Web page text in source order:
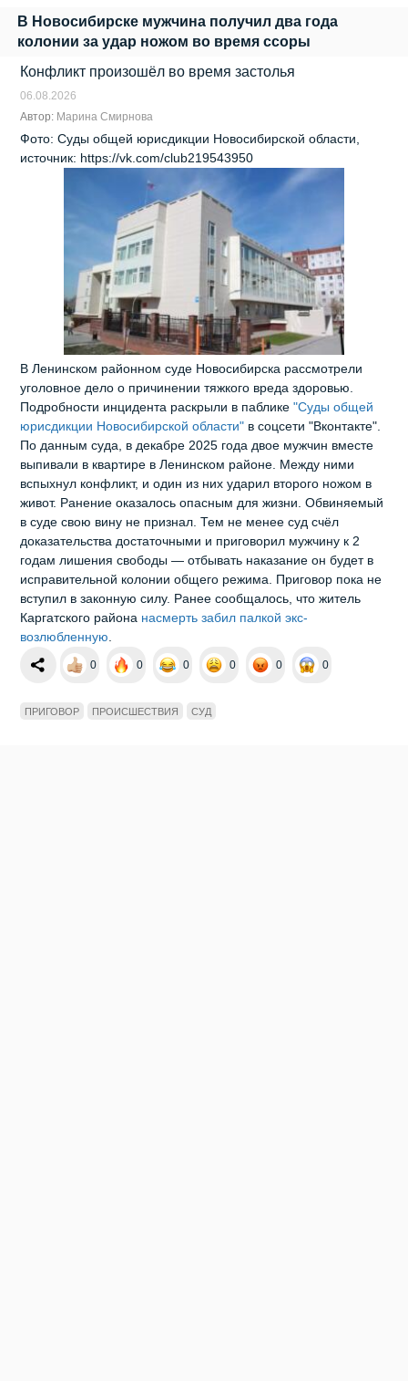
В Новосибирске мужчина получил два года
колонии за удар ножом во время ссоры
Конфликт произошёл во время застолья
06.08.2026
Автор: Марина Смирнова
Фото: Суды общей юрисдикции Новосибирской области,
источник: https://vk.com/club219543950
В Ленинском районном суде Новосибирска рассмотрели
уголовное дело о причинении тяжкого вреда здоровью.
Подробности инцидента раскрыли в паблике"Суды общей
юрисдикции Новосибирской области" в соцсети "Вконтакте".
По данным суда, в декабре 2025 года двое мужчин вместе
выпивали в квартире в Ленинском районе. Между ними
вспыхнул конфликт, и один из них ударил второго ножом в
живот. Ранение оказалось опасным для жизни. Обвиняемый
в суде свою вину не признал. Тем не менее суд счёл
доказательства достаточными и приговорил мужчину к 2
годам лишения свободы — отбывать наказание он будет в
исправительной колонии общего режима. Приговор пока не
вступил в законную силу. Ранее сообщалось, что житель
Каргатского района насмерть забил палкой экс-
возлюбленную.
0 0 0 0 0 0
ПРИГОВОР ПРОИСШЕСТВИЯ СУД